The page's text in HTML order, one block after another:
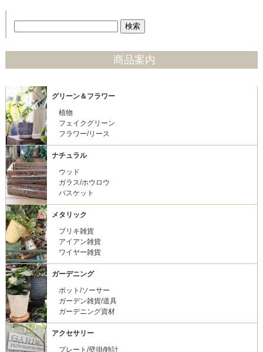
商品案内
グリーン＆フラワー
植物
フェイクグリーン
フラワー/リース
ナチュラル
ウッド
ガラス/ホウロウ
バスケット
メタリック
ブリキ雑貨
アイアン雑貨
ワイヤー雑貨
ガーデニング
ポット/ソーサー
ガーデン雑貨/道具
ガーデニング資材
アクセサリー
プレート/壁掛/時計